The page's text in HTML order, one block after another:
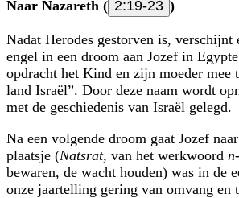
Naar Nazareth ( 2:19-23 )
Nadat Herodes gestorven is, verschijnt
engel in een droom aan Jozef in
opdracht het Kind en zijn moeder mee
land Israël . Door deze naam wordt
met de geschiedenis van Israël gelegd.
Na een volgende droom gaat Jozef
plaatsje (Natsrat, van het werkwoord
bewaren, de wacht houden) was in de
onze jaartelling gering van omvang en